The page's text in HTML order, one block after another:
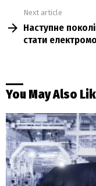
Next article
Наступне
стати
You May Also